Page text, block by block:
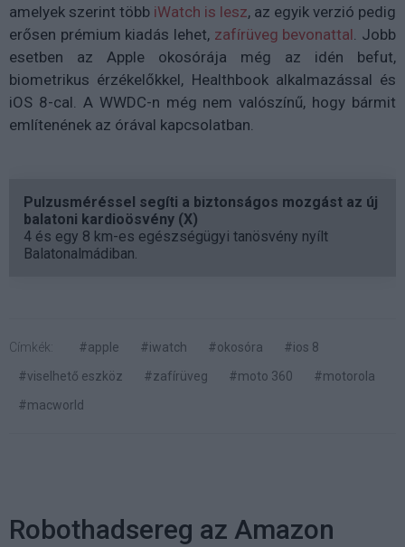
amelyek szerint több iWatch is lesz, az egyik verzió pedig
erősen prémium kiadás lehet, zafírüveg bevonattal. Jobb
esetben az Apple okosórája még az idén befut,
biometrikus érzékelőkkel, Healthbook alkalmazással és
iOS 8-cal. A WWDC-n még nem valószínű, hogy bármit
említenének az órával kapcsolatban.
Pulzusméréssel segíti a biztonságos mozgást az új
balatoni kardioösvény (X)
4 és egy 8 km-es egészségügyi tanösvény nyílt
Balatonalmádiban.
Címkék: #apple #iwatch #okosóra
#ios 8
#viselhető eszköz
#zafírüveg #moto 360
#motorola
#macworld
Robothadsereg az Amazon